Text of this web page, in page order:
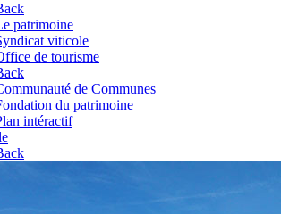
patrimoine
viticole
de tourisme
de Communes
du patrimoine
intéractif